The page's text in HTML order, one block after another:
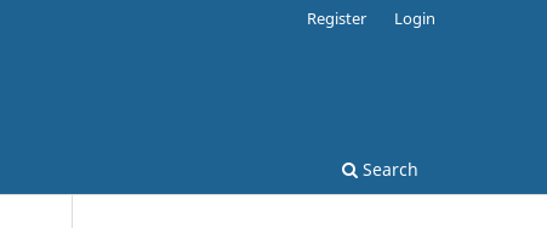
Search
Register Login